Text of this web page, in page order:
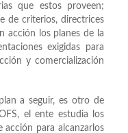
que estos proveen;
de criterios, directrices
acción los planes de la
exigidas para
y comercialización
a seguir, es otro de
el ente estudia los
para alcanzarlos